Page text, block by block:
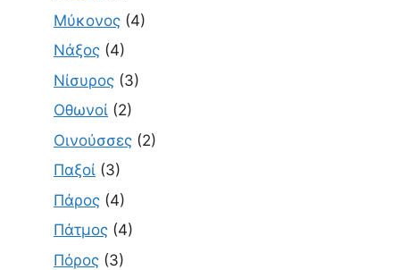
Μύκονος (4)
Νάξος (4)
Νίσυρος (3)
Οθωνοί (2)
Οινούσσες (2)
Παξοί (3)
Πάρος (4)
Πάτμος (4)
Πόρος (3)